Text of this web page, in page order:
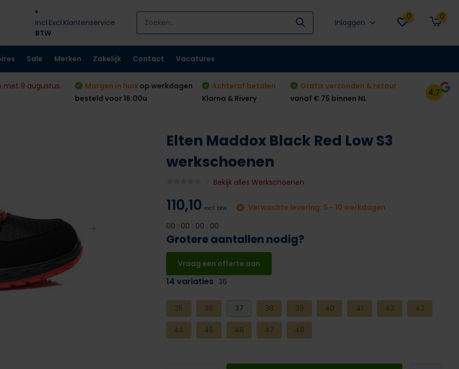
Incl.Excl.
BTW
Klantenservice Inloggen
0 0
Sale Merken Zakelijk Contact Vacatures
met 9 augustus.
Morgen in huis op werkdagen
besteld voor 16:00u
Achteraf betalen
Klarna & Rivery
Gratis verzonden & retour
vanaf € 75 binnen NL
4,7
Elten Maddox Black Red Low S3
werkschoenen
Bekijk alles Werkschoenen
110,10 excl. btw
Verwachte levering: 5 - 10 werkdagen
00 : 00 : 00 : 00
Grotere aantallen nodig?
Vraag een offerte aan
14 variaties 36
35 36 37 38 39 40 41 42 43
44 45 46 47 48